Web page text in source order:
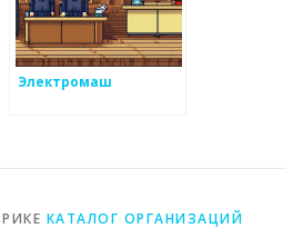
Электромаш
КАТАЛОГ ОРГАНИЗАЦИЙ